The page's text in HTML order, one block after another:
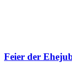
Feier der